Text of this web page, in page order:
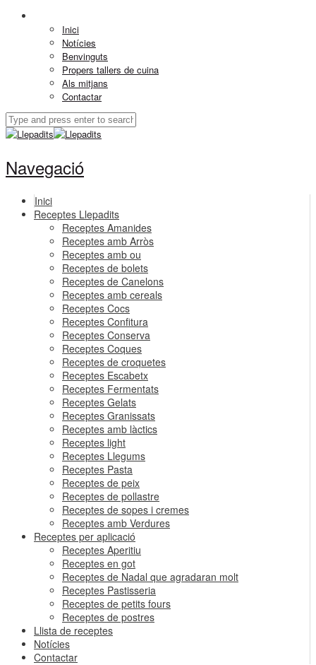
Inici
Notícies
Benvinguts
Propers tallers de cuina
Als mitjans
Contactar
Navegació
Inici
Receptes Llepadits
Receptes Amanides
Receptes amb Arròs
Receptes amb ou
Receptes de bolets
Receptes de Canelons
Receptes amb cereals
Receptes Cocs
Receptes Confitura
Receptes Conserva
Receptes Coques
Receptes de croquetes
Receptes Escabetx
Receptes Fermentats
Receptes Gelats
Receptes Granissats
Receptes amb làctics
Receptes light
Receptes Llegums
Receptes Pasta
Receptes de peix
Receptes de pollastre
Receptes de sopes i cremes
Receptes amb Verdures
Receptes per aplicació
Receptes Aperitiu
Receptes en got
Receptes de Nadal que agradaran molt
Receptes Pastisseria
Receptes de petits fours
Receptes de postres
Llista de receptes
Notícies
Contactar